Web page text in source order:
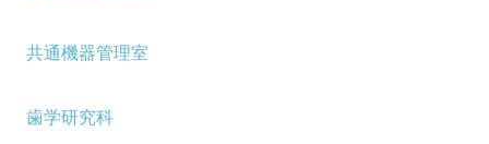
共通機器管理室
歯学研究科